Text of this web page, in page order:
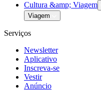
Cultura &amp; Viagem
Viagem
Serviços
Newsletter
Aplicativo
Inscreva-se
Vestir
Anúncio